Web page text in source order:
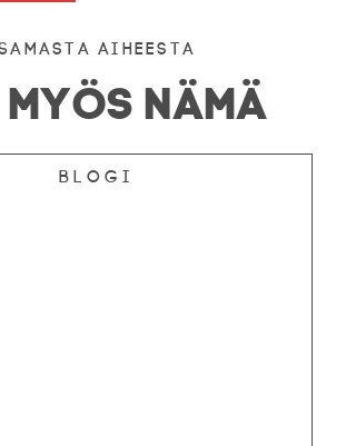
aiheesta
MYÖS NÄMÄ
Blogi